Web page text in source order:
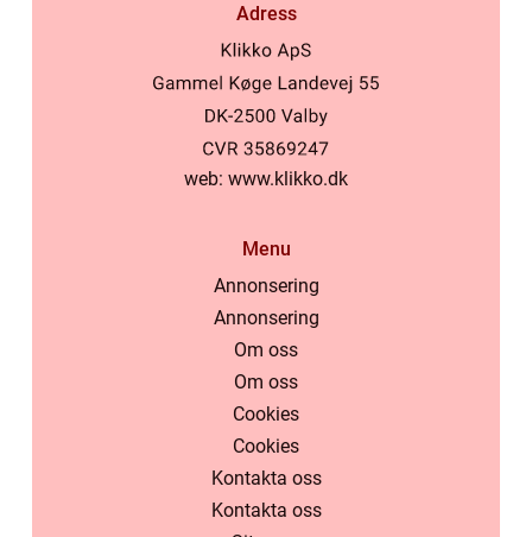
Adress
web: www.klikko.dk
Menu
Annonsering
Annonsering
Om oss
Om oss
Cookies
Cookies
Kontakta oss
Kontakta oss